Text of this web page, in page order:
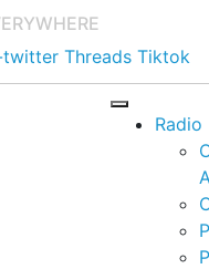
twitter Threads Tiktok
Radio